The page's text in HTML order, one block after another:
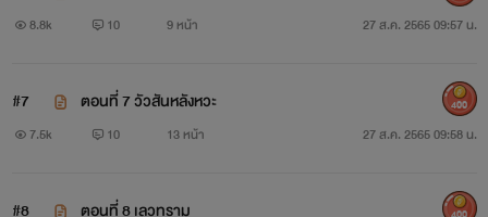
8.8k 10 9 หน้า 27 ส.ค. 2565 09:57 น.
#7 ตอนที่ 7 วัวสันหลังหวะ
7.5k 10 13 หน้า 27 ส.ค. 2565 09:58 น.
400
#8 ตอนที่ 8 เลวทราม